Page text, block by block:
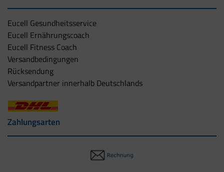
Eucell Gesundheitsservice
Eucell Ernährungscoach
Eucell Fitness Coach
Versandbedingungen
Rücksendung
Versandpartner innerhalb Deutschlands
Zahlungsarten